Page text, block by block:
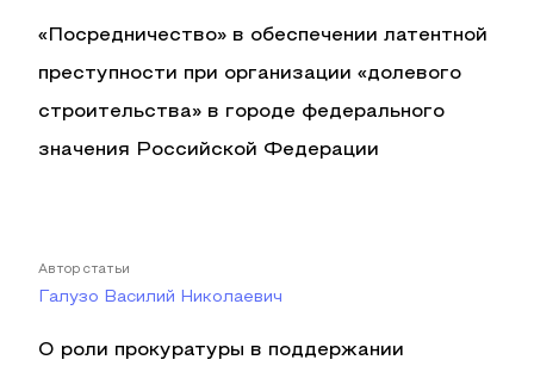
«Посредничество» в обеспечении латентной
преступности при организации «долевого
строительства» в городе федерального
значения Российской Федерации
Автор статьи
Галузо Василий Николаевич
О роли прокуратуры в поддержании